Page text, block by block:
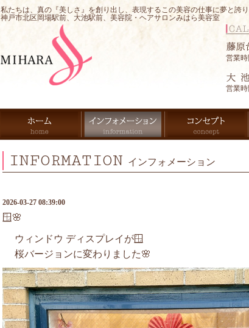
私たちは、真の『美しさ』を創り出し、表現するこの美容の仕事に夢と誇
神戸市北区岡場駅前、大池駅前、美容院・ヘアサロンみはら美容室
営業時
営業時
INFORMATION インフォメーション
2026-03-27 08:39:00
🪟🌸
ウィンドウ ディスプレイが🪟
桜バージョンに変わりました🌸